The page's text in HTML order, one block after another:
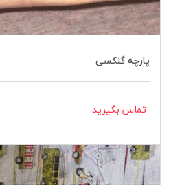
پارچه گلکسی
تماس بگیرید